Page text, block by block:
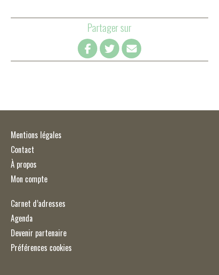
Partager sur
Mentions légales
Contact
À propos
Mon compte
Carnet d’adresses
Agenda
Devenir partenaire
Préférences cookies